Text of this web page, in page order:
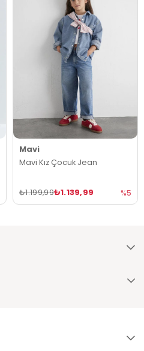
Mavi
Mavi Kız Çocuk Jean
₺1.139,99
₺1.199,99 %5